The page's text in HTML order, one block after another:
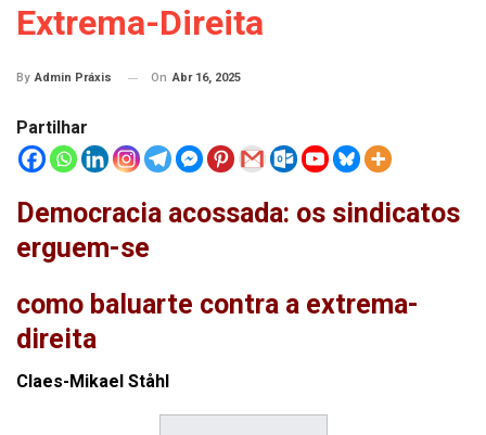
Extrema-Direita
By Admin Práxis On Abr 16, 2025
Partilhar
Democracia acossada: os sindicatos
erguem-se
como baluarte contra a extrema-
direita
Claes-Mikael Ståhl